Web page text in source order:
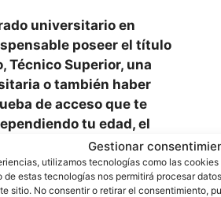
Gestionar
utilizamos tecnologías como las
estas tecnologías nos permitirá procesar
sitio. No consentir o retirar el consentimiento,
cursos
grado
estudios
universitario en
poseer el título
Técnico Superior, una
o también haber
de acceso que te
tu edad, el
para personas de 25 o
de acceso para
años.